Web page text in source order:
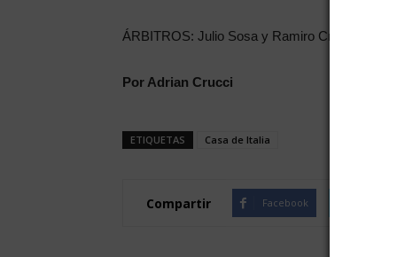
ÁRBITROS: Julio Sosa y Ramiro Cruzado.
Por Adrian Crucci
ETIQUETAS Casa de Italia
Compartir Facebook